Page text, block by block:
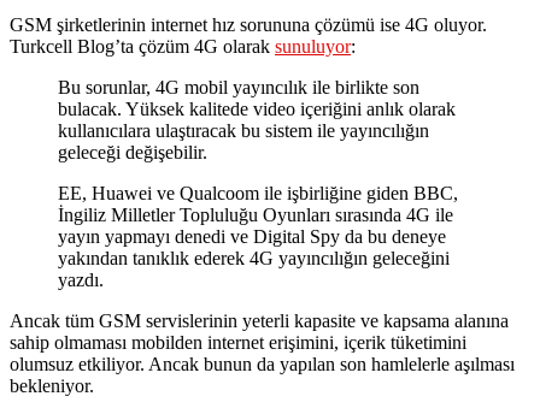
GSM şirketlerinin internet hız sorununa çözümü ise 4G oluyor.
Turkcell Blog’ta çözüm 4G olarak sunuluyor:
Bu sorunlar, 4G mobil yayıncılık ile birlikte son
bulacak. Yüksek kalitede video içeriğini anlık olarak
kullanıcılara ulaştıracak bu sistem ile yayıncılığın
geleceği değişebilir.
EE, Huawei ve Qualcoom ile işbirliğine giden BBC,
İngiliz Milletler Topluluğu Oyunları sırasında 4G ile
yayın yapmayı denedi ve Digital Spy da bu deneye
yakından tanıklık ederek 4G yayıncılığın geleceğini
yazdı.
Ancak tüm GSM servislerinin yeterli kapasite ve kapsama alanına
sahip olmaması mobilden internet erişimini, içerik tüketimini
olumsuz etkiliyor. Ancak bunun da yapılan son hamlelerle aşılması
bekleniyor.